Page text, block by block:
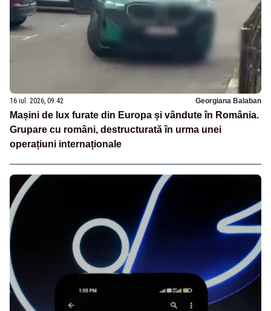
16 iul. 2026, 09:42 Georgiana Balaban
Mașini de lux furate din Europa și vândute în România.
Grupare cu români, destructurată în urma unei
operațiuni internaționale